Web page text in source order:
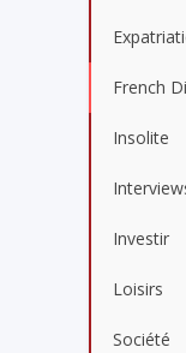
French
Insolite
Investir
Loisirs
Société